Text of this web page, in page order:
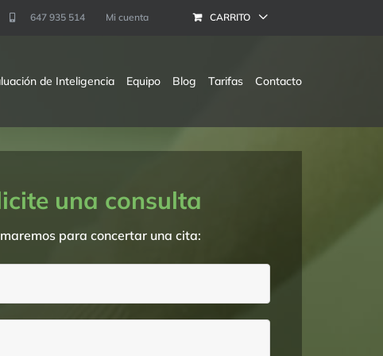
647 935 514 Mi cuenta CARRITO
de Inteligencia Equipo Blog Tarifas Contacto
una consulta
para concertar una cita: